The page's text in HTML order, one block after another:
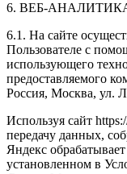
6. ВЕБ-
6.1. На сайте
Пользователе с
использующего
предоставляемого
Россия, Москва, ул.
Используя сайт
передачу данных,
Яндекс
установленном в